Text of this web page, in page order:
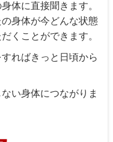
体に直接聞きます。
身体が今どんな状態
くことができます。
ればきっと日頃から
い身体につながりま